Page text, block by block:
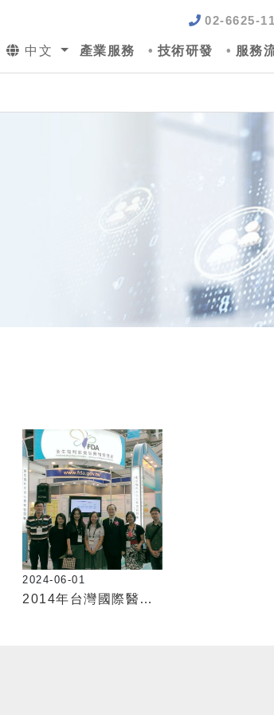
02-6625-
中文 產業服務 技術研發 服務
2024-06-01
2014年台灣國際醫療展